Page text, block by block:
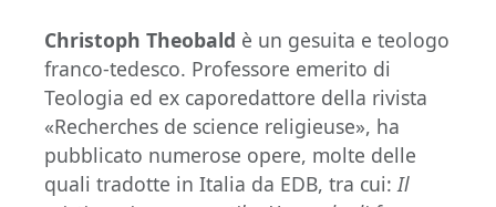
Christoph Theobald è un gesuita e teologo
franco-tedesco. Professore emerito di
Teologia ed ex caporedattore della rivista
«Recherches de science religieuse», ha
pubblicato numerose opere, molte delle
quali tradotte in Italia da EDB, tra cui:Il